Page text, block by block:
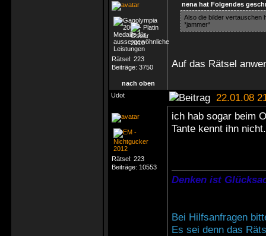
Rätsel: 223
Beiträge: 3750
nena hat Folgendes
Also die bilder vertauschen
*jammer*
Auf das Rätsel
nach oben
Udot
22.01.08
Rätsel: 223
Beiträge: 10553
ich hab sogar beim
Tante kennt ihn nicht.
Denken ist
Bei Hilfsanfragen
Es sei denn das